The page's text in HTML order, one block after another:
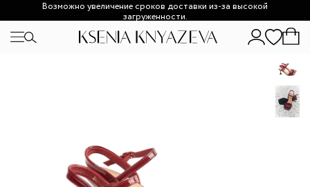
Возможно увеличение сроков доставки из-за высокой
загруженности.